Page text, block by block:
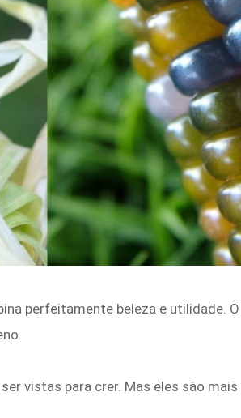
perfeitamente beleza e utilidade.
vistas para crer. Mas eles são mais